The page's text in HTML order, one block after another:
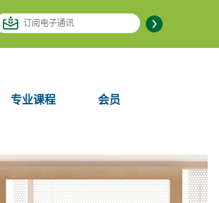
专业课程 会员